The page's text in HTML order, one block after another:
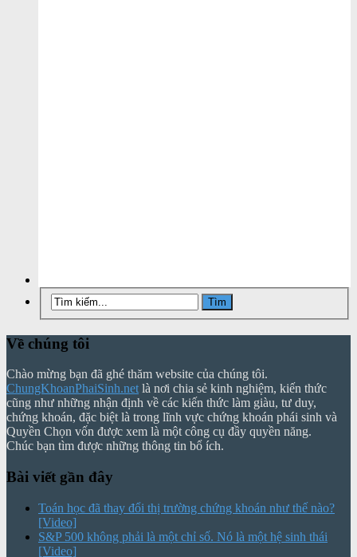
Về chúng tôi
Chào mừng bạn đã ghé thăm website của chúng tôi.
ChungKhoanPhaiSinh.net là nơi chia sẻ kinh nghiệm, kiến thức
cũng như những nhận định về các kiến thức làm giàu, tư duy,
chứng khoán, đặc biệt là trong lĩnh vực chứng khoán phái sinh và
Quyền Chọn vốn được xem là một công cụ đầy quyền năng.
Chúc bạn tìm được những thông tin bổ ích.
Bài viết gần đây
Toán học đã thay đổi thị trường chứng khoán như thế nào?
[Video]
S&P 500 không phải là một chỉ số. Nó là một hệ sinh thái
[Video]